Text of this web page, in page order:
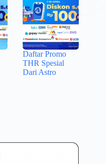
Daftar Promo
THR Spesial
Dari Astro